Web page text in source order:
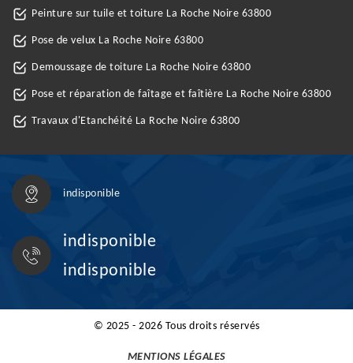
Peinture sur tuile et toiture La Roche Noire 63800
Pose de velux La Roche Noire 63800
Demoussage de toiture La Roche Noire 63800
Pose et réparation de faîtage et faîtière La Roche Noire 63800
Travaux d'Etanchéité La Roche Noire 63800
indisponible
indisponible
indisponible
© 2025 - 2026 Tous droits réservés
MENTIONS LÉGALES